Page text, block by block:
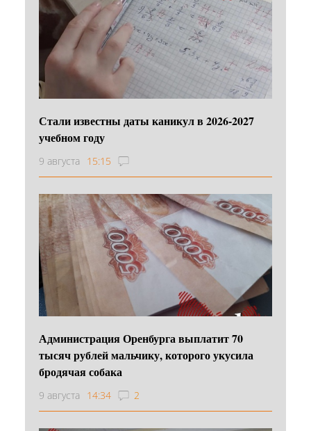
Стали известны даты каникул в 2026-2027
учебном году
9 августа 15:15
Администрация Оренбурга выплатит 70
тысяч рублей мальчику, которого укусила
бродячая собака
9 августа 14:34 2